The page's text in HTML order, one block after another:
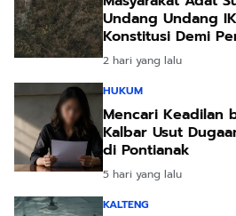
Undang Undang
Konstitusi Demi
Hidup Leluhur
2 hari yang lalu
HUKUM
Mencari Keadilan
Kalbar Usut
di Pontianak
5 hari yang lalu
KALTENG